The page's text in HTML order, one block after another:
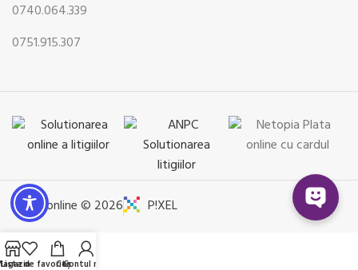
0740.064.339
0751.915.307
Pharmonline © 2026 P!XEL
Lista de favorite
CoșContul meu